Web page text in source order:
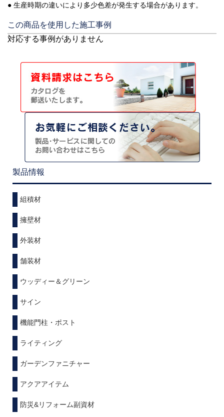
● 生産時期の違いにより多少色差が発生する場合があります。
この商品を使用した施工事例
対応する事例がありません
製品情報
組積材
擁壁材
外装材
舗装材
ウッディー＆グリーン
サイン
機能門柱・ポスト
ライティング
ガーデンファニチャー
アクアアイテム
防災&リフォーム副資材